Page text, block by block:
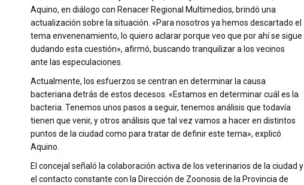
Aquino, en diálogo con Renacer Regional Multimedios, brindó una
actualización sobre la situación. «Para nosotros ya hemos descartado el
tema envenenamiento, lo quiero aclarar porque veo que por ahí se sigue
dudando esta cuestión», afirmó, buscando tranquilizar a los vecinos
ante las especulaciones.
Actualmente, los esfuerzos se centran en determinar la causa
bacteriana detrás de estos decesos. «Estamos en determinar cuál es la
bacteria. Tenemos unos pasos a seguir, tenemos análisis que todavía
tienen que venir, y otros análisis que tal vez vamos a hacer en distintos
puntos de la ciudad como para tratar de definir este tema», explicó
Aquino.
El concejal señaló la colaboración activa de los veterinarios de la ciudad y
el contacto constante con la Dirección de Zoonosis de la Provincia de